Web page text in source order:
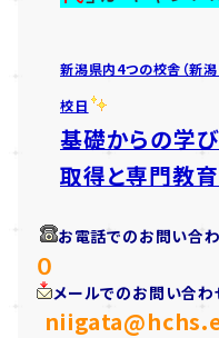
新潟県内4つの校舎（新潟
校日
基礎からの学
取得と専門教
お電話でのお問い合
０
メールでのお問い合わ